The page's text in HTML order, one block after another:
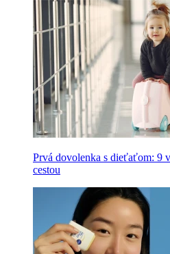
Prvá dovolenka s dieťaťom: 9
cestou